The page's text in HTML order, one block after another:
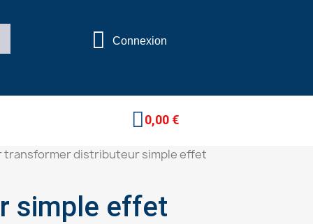
Connexion
0,00 €
transformer distributeur simple effet
simple effet